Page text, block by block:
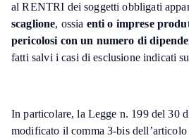
al RENTRI dei soggetti obbligati
scaglione, ossia enti o imprese
pericolosi con un numero di
fatti salvi i casi di esclusione indicati
In particolare, la Legge n. 199 del 30
modificato il comma 3-bis